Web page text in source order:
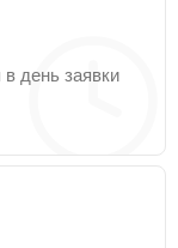
день заявки